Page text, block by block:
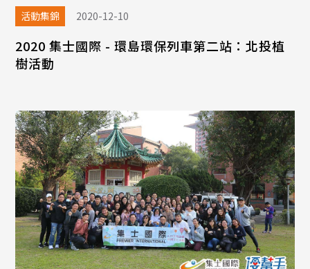
活動集錦 2020-12-10
2020 集士國際 - 環島環保列車第二站：北投植
樹活動